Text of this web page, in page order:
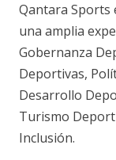
Qantara Sports
una amplia
Gobernanza
Deportivas,
Desarrollo
Turismo
Inclusión.